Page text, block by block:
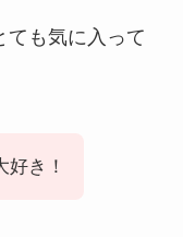
ても気に入って
き！